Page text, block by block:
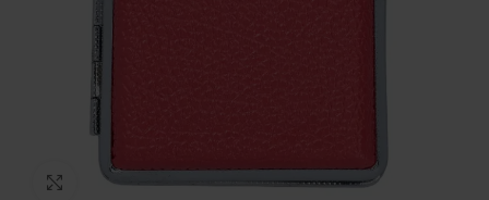
Click to enlarge